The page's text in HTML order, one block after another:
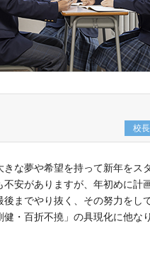
校
な夢や希望を持って新年をス
安がありますが、年初めに計
までやり抜く、その努力をし
・百折不撓」の具現化に他な